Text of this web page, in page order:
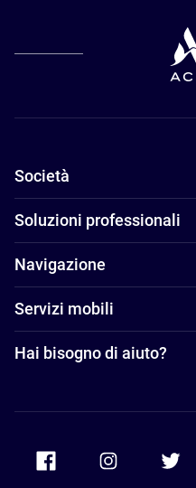
Società
Soluzioni professionali
Navigazione
Servizi mobili
Hai bisogno di aiuto?
Accor Facebook